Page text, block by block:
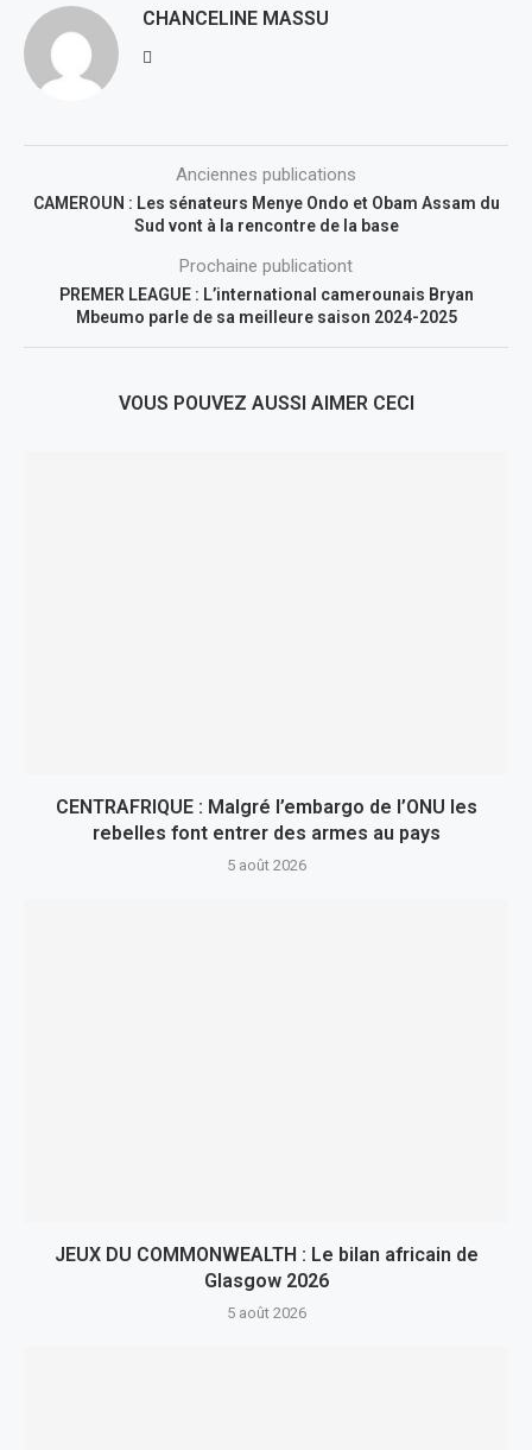
CHANCELINE MASSU
Anciennes publications
CAMEROUN : Les sénateurs Menye Ondo et Obam Assam du
Sud vont à la rencontre de la base
Prochaine publicationt
PREMER LEAGUE : L’international camerounais Bryan
Mbeumo parle de sa meilleure saison 2024-2025
VOUS POUVEZ AUSSI AIMER CECI
CENTRAFRIQUE : Malgré l’embargo de l’ONU les
rebelles font entrer des armes au pays
5 août 2026
JEUX DU COMMONWEALTH : Le bilan africain de
Glasgow 2026
5 août 2026